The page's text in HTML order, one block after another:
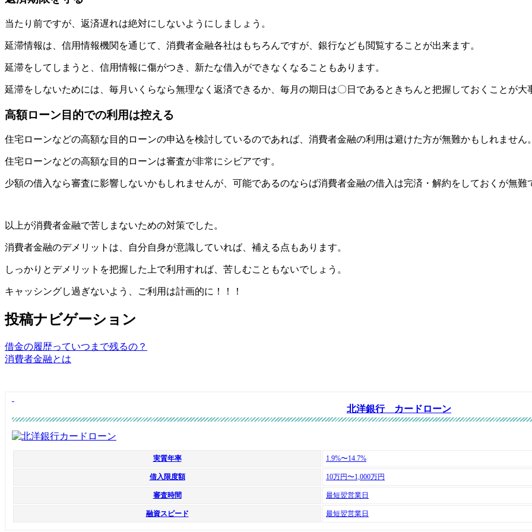
当たり前ですが、返済遅れは絶対にしないようにしましょう。
延滞情報は、信用情報機関を通じて、消費者金融各社はもちろんですが、銀行なども閲覧することが出来ます。
延滞をしてしまうと、信用情報に傷がつき、新たな借入ができなくなることもあります。
延滞をしないためには、毎月いくらなら無理なく返済できるか、毎月の期日は〇日であるときちんと把握しておくことが大
高額ローン目的での利用は控える
住宅ローンなどの高額な目的ローンの申込を検討しているのであれば、消費者金融の利用は避けた方が無難かもしれません。
住宅ローンなどの高額な目的ローンは審査が非常にシビアです。
少額の借入なら審査に影響しないかもしれませんが、可能であるのならば消費者金融の借入は完済・解約をしておくが無難
以上が消費者金融で苦しまないための対策でした。
消費者金融のデメリットは、自分自身が意識していれば、補える点もあります。
しっかりとデメリットを把握した上で利用すれば、苦しむこともないでしょう。
キャッシングし過ぎないよう、ご利用は計画的に！！！
投稿ナビゲーション
借金の履歴っていつまで残るの？
消費者金融とは
北洋銀行 カードローン
実質年率 1.9%〜14.7%
借入限度額 10万円〜1,000万円
審査時間 最短翌営業日
融資スピード 最短翌営業日